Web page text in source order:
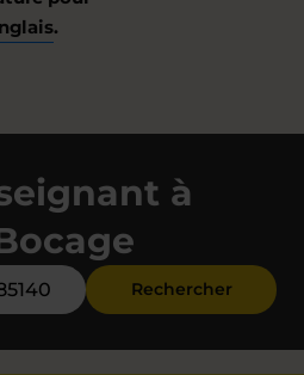
.
à
Rechercher